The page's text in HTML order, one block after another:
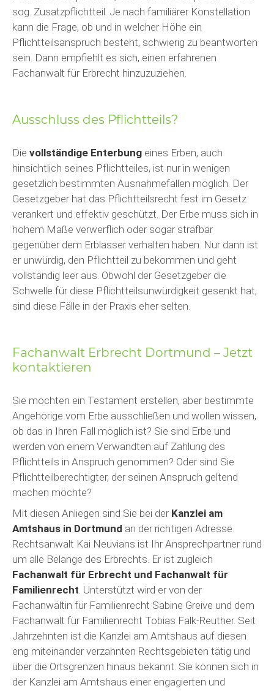
sog. Zusatzpflichtteil. Je nach familiärer Konstellation
kann die Frage, ob und in welcher Höhe ein
Pflichtteilsanspruch besteht, schwierig zu beantworten
sein. Dann empfiehlt es sich, einen erfahrenen
Fachanwalt für Erbrecht hinzuzuziehen.
Ausschluss des Pflichtteils?
Die vollständige Enterbung eines Erben, auch
hinsichtlich seines Pflichtteiles, ist nur in wenigen
gesetzlich bestimmten Ausnahmefällen möglich. Der
Gesetzgeber hat das Pflichtteilsrecht fest im Gesetz
verankert und effektiv geschützt. Der Erbe muss sich in
hohem Maße verwerflich oder sogar strafbar
gegenüber dem Erblasser verhalten haben. Nur dann ist
er unwürdig, den Pflichtteil zu bekommen und geht
vollständig leer aus. Obwohl der Gesetzgeber die
Schwelle für diese Pflichtteilsunwürdigkeit gesenkt hat,
sind diese Fälle in der Praxis eher selten.
Fachanwalt Erbrecht Dortmund – Jetzt
kontaktieren
Sie möchten ein Testament erstellen, aber bestimmte
Angehörige vom Erbe ausschließen und wollen wissen,
ob das in Ihren Fall möglich ist? Sie sind Erbe und
werden von einem Verwandten auf Zahlung des
Pflichtteils in Anspruch genommen? Oder sind Sie
Pflichtteilberechtigter, der seinen Anspruch geltend
machen möchte?
Mit diesen Anliegen sind Sie bei der Kanzlei am
Amtshaus in Dortmund an der richtigen Adresse.
Rechtsanwalt Kai Neuvians ist Ihr Ansprechpartner rund
um alle Belange des Erbrechts. Er ist zugleich
Fachanwalt für Erbrecht und Fachanwalt für
Familienrecht . Unterstützt wird er von der
Fachanwältin für Familienrecht Sabine Greive und dem
Fachanwalt für Familienrecht Tobias Falk-Reuther. Seit
Jahrzehnten ist die Kanzlei am Amtshaus auf diesen
eng miteinander verzahnten Rechtsgebieten tätig und
über die Ortsgrenzen hinaus bekannt. Sie können sich in
der Kanzlei am Amtshaus einer engagierten und